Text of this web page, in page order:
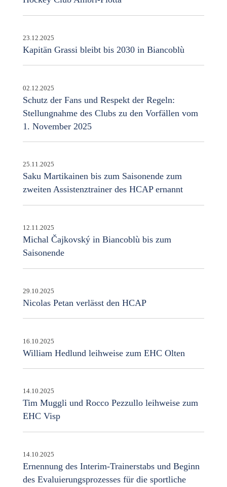
23.12.2025
Kapitän Grassi bleibt bis 2030 in Biancoblù
02.12.2025
Schutz der Fans und Respekt der Regeln:
Stellungnahme des Clubs zu den Vorfällen vom
1. November 2025
25.11.2025
Saku Martikainen bis zum Saisonende zum
zweiten Assistenztrainer des HCAP ernannt
12.11.2025
Michal Čajkovský in Biancoblù bis zum
Saisonende
29.10.2025
Nicolas Petan verlässt den HCAP
16.10.2025
William Hedlund leihweise zum EHC Olten
14.10.2025
Tim Muggli und Rocco Pezzullo leihweise zum
EHC Visp
14.10.2025
Ernennung des Interim-Trainerstabs und Beginn
des Evaluierungsprozesses für die sportliche